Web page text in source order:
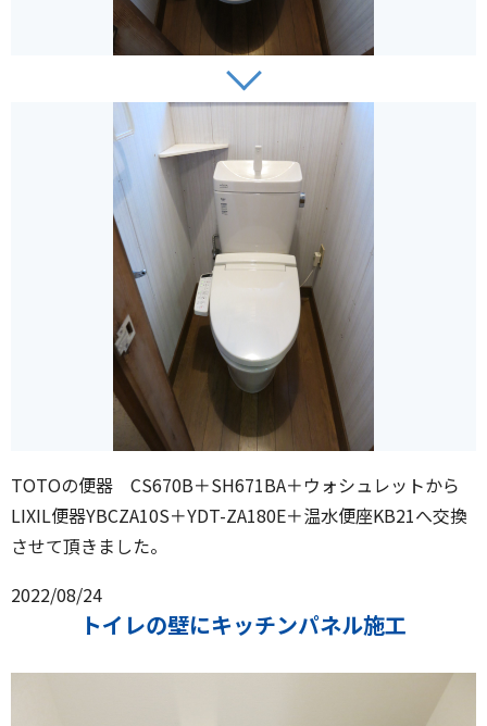
TOTOの便器 CS670B＋SH671BA＋ウォシュレットから
LIXIL便器YBCZA10S＋YDT-ZA180E＋温水便座KB21へ交換
させて頂きました。
2022/08/24
トイレの壁にキッチンパネル施工